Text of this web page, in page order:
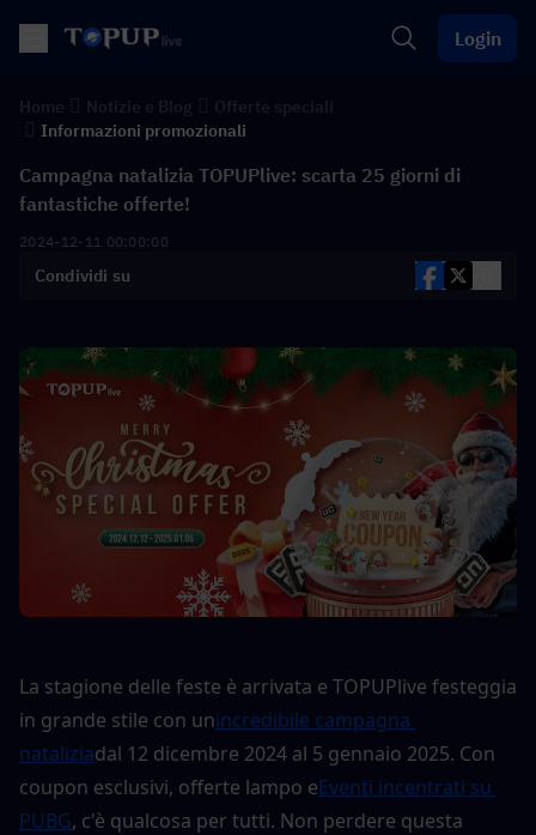
Login
Informazioni promozionali
Campagna natalizia TOPUPlive: scarta 25 giorni di
fantastiche offerte!
2024-12-11 00:00:00
Condividi su
La stagione delle feste è arrivata e TOPUPlive festeggia
in grande stile con unincredibile campagna
nataliziadal 12 dicembre 2024 al 5 gennaio 2025. Con
coupon esclusivi, offerte lampo eEventi incentrati su
PUBG, c'è qualcosa per tutti. Non perdere questa